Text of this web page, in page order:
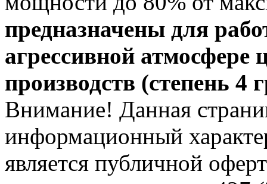
предназначены для
агрессивной атмосфере
производств (степень
Внимание! Данная
информационный
является публичной